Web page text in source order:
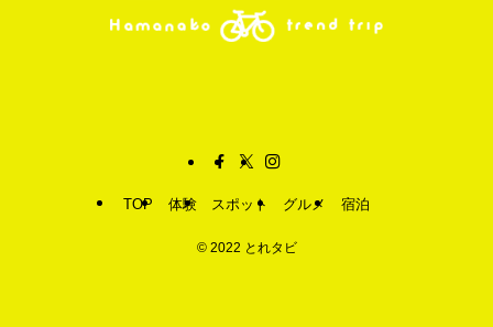
TOP 体験 スポット グルメ 宿泊
©2022 とれタビ